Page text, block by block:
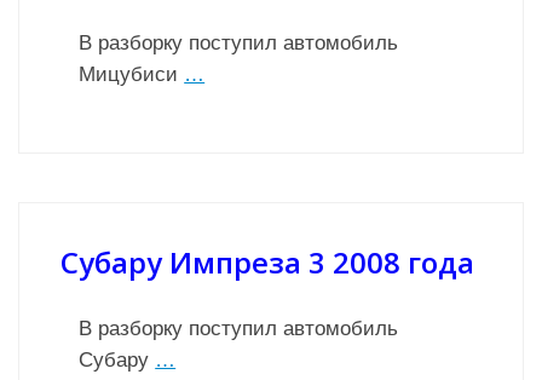
В разборку поступил автомобиль
Мицубиси …
Субару Импреза 3 2008 года
В разборку поступил автомобиль
Субару …